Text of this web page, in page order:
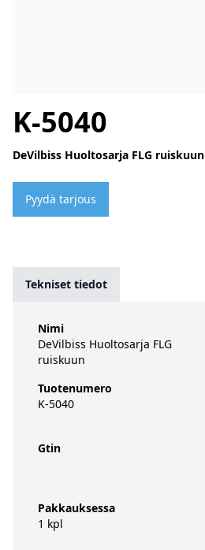
K-5040
DeVilbiss Huoltosarja FLG ruiskuun
Pyydä tarjous
Tekniset tiedot
Nimi
DeVilbiss Huoltosarja FLG
ruiskuun
Tuotenumero
K-5040
Gtin
Pakkauksessa
1 kpl